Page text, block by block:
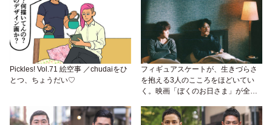
Pickles! Vol.71 絵空事 ／chudaiをひ
とつ、ちょうだい♡
フィギュアスケートが、生きづらさ
を抱える3人のこころをほどいてい
く。映画「ぼくのお日さま」が全国
也も出演